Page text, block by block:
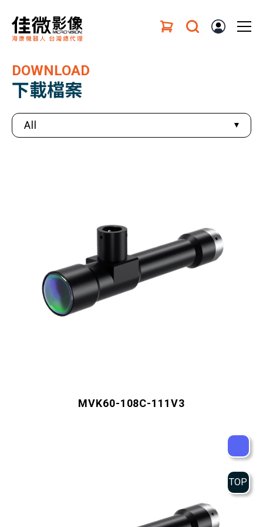
DOWNLOAD
下載檔案
All
MVK60-108C-111V3
TOP